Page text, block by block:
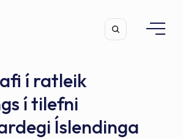
í ratleik
í tilefni
Íslendinga